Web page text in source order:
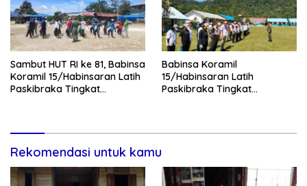
Sambut HUT RI ke 81, Babinsa
Koramil 15/Habinsaran Latih
Paskibraka Tingkat
Babinsa Koramil
15/Habinsaran Latih
Paskibraka Tingkat
Rekomendasi untuk kamu